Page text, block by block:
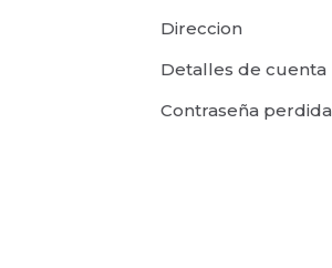
Direccion
Detalles de cuenta
Contraseña perdida